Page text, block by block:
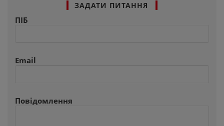
ЗАДАТИ ПИТАННЯ
ПІБ
Email
Повідомлення